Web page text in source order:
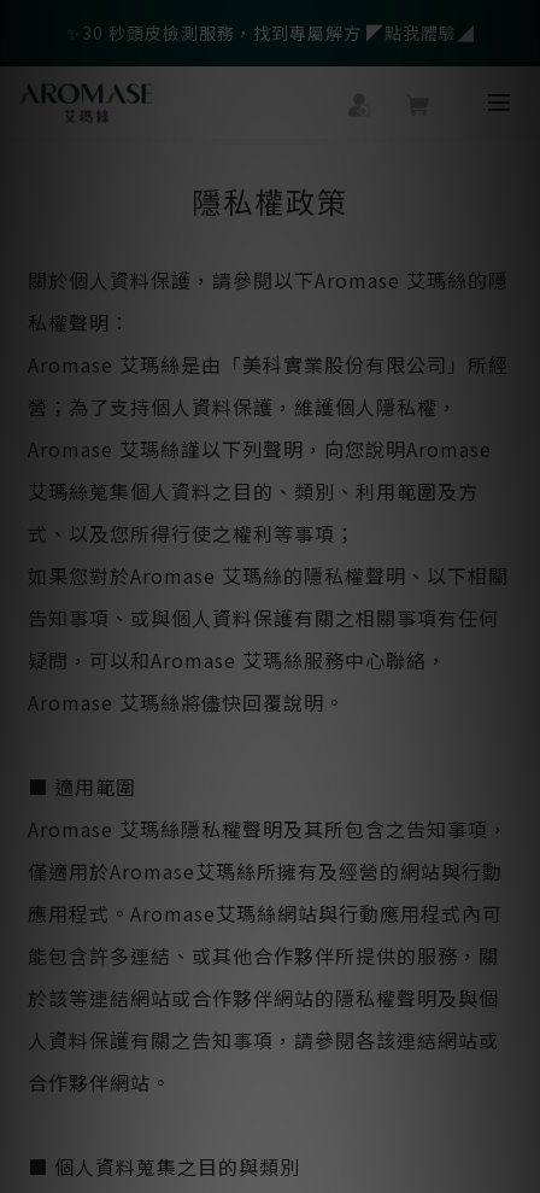
父親節爸氣寵愛👔暖心組合限時優惠◤前往選購❤️◢
✨30 秒頭皮檢測服務，找到專屬解方 ◤點我體驗◢
🎁LINE會員綁定再送$500官網優惠券
隱私權政策
關於個人資料保護，請參閱以下Aromase 艾瑪絲的隱
私權聲明：
Aromase 艾瑪絲是由「美科實業股份有限公司」所經
營；為了支持個人資料保護，維護個人隱私權，
Aromase 艾瑪絲謹以下列聲明，向您說明Aromase
艾瑪絲蒐集個人資料之目的、類別、利用範圍及方
式、以及您所得行使之權利等事項；
如果您對於Aromase 艾瑪絲的隱私權聲明、以下相關
告知事項、或與個人資料保護有關之相關事項有任何
疑問，可以和Aromase 艾瑪絲服務中心聯絡，
Aromase 艾瑪絲將儘快回覆說明。
■ 適用範圍
Aromase 艾瑪絲隱私權聲明及其所包含之告知事項，
僅適用於Aromase艾瑪絲所擁有及經營的網站與行動
應用程式。Aromase艾瑪絲網站與行動應用程式內可
能包含許多連結、或其他合作夥伴所提供的服務，關
於該等連結網站或合作夥伴網站的隱私權聲明及與個
人資料保護有關之告知事項，請參閱各該連結網站或
合作夥伴網站。
■ 個人資料蒐集之目的與類別